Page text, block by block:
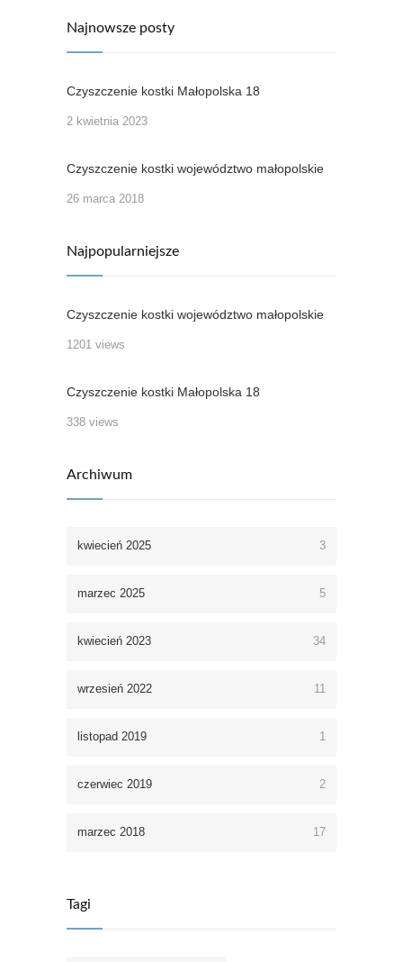
Najnowsze posty
Czyszczenie kostki Małopolska 18
2 kwietnia 2023
Czyszczenie kostki województwo małopolskie
26 marca 2018
Najpopularniejsze
Czyszczenie kostki województwo małopolskie
1201 views
Czyszczenie kostki Małopolska 18
338 views
Archiwum
kwiecień 2025 3
marzec 2025 5
kwiecień 2023 34
wrzesień 2022 11
listopad 2019 1
czerwiec 2019 2
marzec 2018 17
Tagi